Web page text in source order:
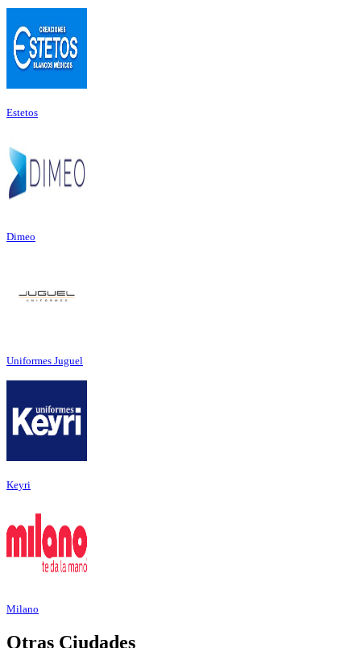
Estetos
Dimeo
Uniformes Juguel
Keyri
Milano
Otras Ciudades